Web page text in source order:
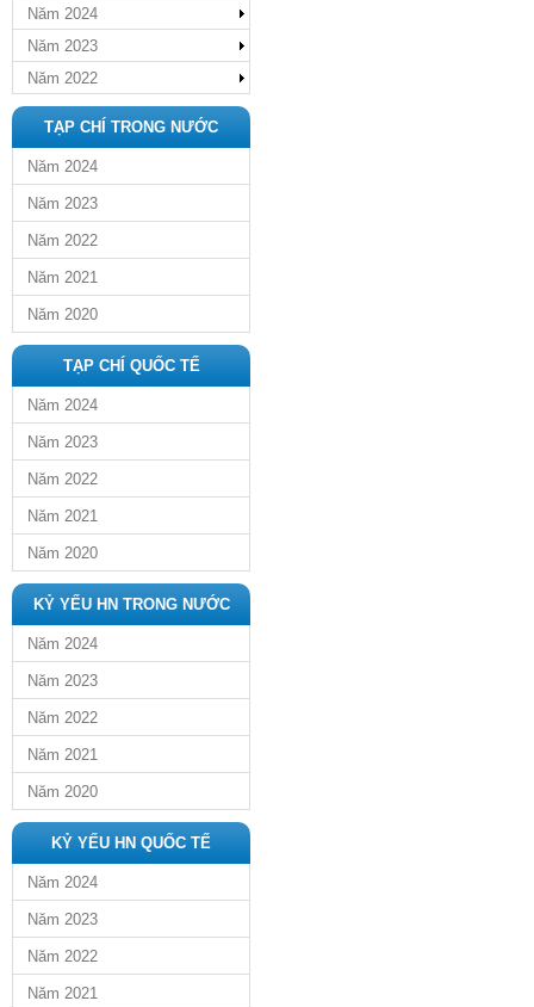
Năm 2024
Năm 2023
Năm 2022
TẠP CHÍ TRONG NƯỚC
Năm 2024
Năm 2023
Năm 2022
Năm 2021
Năm 2020
TẠP CHÍ QUỐC TẾ
Năm 2024
Năm 2023
Năm 2022
Năm 2021
Năm 2020
KỶ YẾU HN TRONG NƯỚC
Năm 2024
Năm 2023
Năm 2022
Năm 2021
Năm 2020
KỶ YẾU HN QUỐC TẾ
Năm 2024
Năm 2023
Năm 2022
Năm 2021